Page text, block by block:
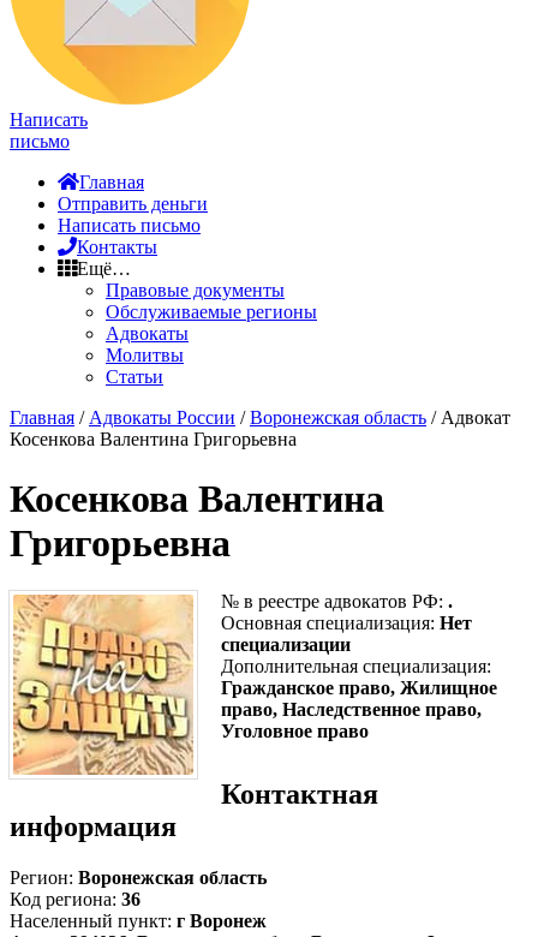
Написать
письмо
Главная
Отправить деньги
Написать письмо
Контакты
Ещё…
Правовые документы
Обслуживаемые регионы
Адвокаты
Молитвы
Статьи
Главная / Адвокаты России /Воронежская область / Адвокат
Косенкова Валентина Григорьевна
Косенкова Валентина
Григорьевна
№ в реестре адвокатов РФ: .
Основная специализация: Нет
специализации
Дополнительная специализация:
Гражданское право, Жилищное
право, Наследственное право,
Уголовное право
Контактная
информация
Регион: Воронежская область
Код региона: 36
Населенный пункт: г Воронеж